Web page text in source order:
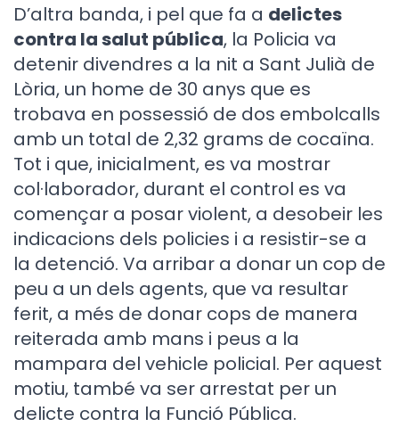
D’altra banda, i pel que fa a delictes
contra la salut pública, la Policia va
detenir divendres a la nit a Sant Julià de
Lòria, un home de 30 anys que es
trobava en possessió de dos embolcalls
amb un total de 2,32 grams de cocaïna.
Tot i que, inicialment, es va mostrar
col·laborador, durant el control es va
començar a posar violent, a desobeir les
indicacions dels policies i a resistir-se a
la detenció. Va arribar a donar un cop de
peu a un dels agents, que va resultar
ferit, a més de donar cops de manera
reiterada amb mans i peus a la
mampara del vehicle policial. Per aquest
motiu, també va ser arrestat per un
delicte contra la Funció Pública.